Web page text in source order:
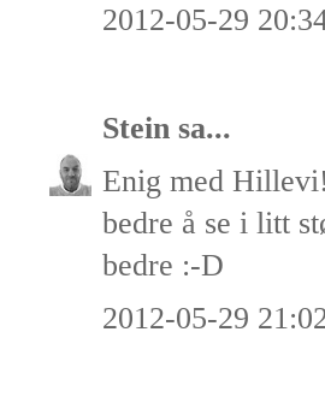
2012-05-29
Stein sa...
Enig med
bedre å se i litt
bedre :-D
2012-05-29